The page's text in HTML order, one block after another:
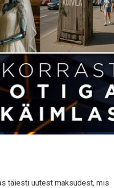
täiesti uutest maksudest, mis